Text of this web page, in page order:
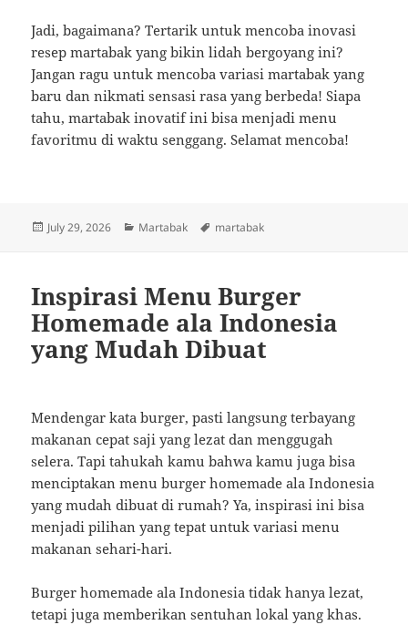
Jadi, bagaimana? Tertarik untuk mencoba inovasi
resep martabak yang bikin lidah bergoyang ini?
Jangan ragu untuk mencoba variasi martabak yang
baru dan nikmati sensasi rasa yang berbeda! Siapa
tahu, martabak inovatif ini bisa menjadi menu
favoritmu di waktu senggang. Selamat mencoba!
Posted
July 29, 2026 Categories
Martabak Tags
martabak
Inspirasi Menu Burger
Homemade ala Indonesia
yang Mudah Dibuat
Mendengar kata burger, pasti langsung terbayang
makanan cepat saji yang lezat dan menggugah
selera. Tapi tahukah kamu bahwa kamu juga bisa
menciptakan menu burger homemade ala Indonesia
yang mudah dibuat di rumah? Ya, inspirasi ini bisa
menjadi pilihan yang tepat untuk variasi menu
makanan sehari-hari.
Burger homemade ala Indonesia tidak hanya lezat,
tetapi juga memberikan sentuhan lokal yang khas.